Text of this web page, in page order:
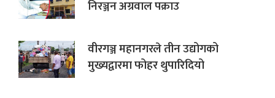
निरञ्जन अग्रवाल पक्राउ
वीरगञ्ज महानगरले तीन उद्योगको
मुख्यद्वारमा फोहर थुपारिदियो